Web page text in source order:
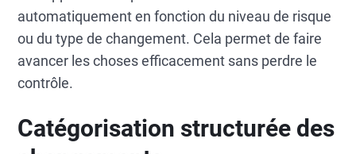
automatiquement en fonction du niveau de risque
ou du type de changement. Cela permet de faire
avancer les choses efficacement sans perdre le
contrôle.
Catégorisation structurée des